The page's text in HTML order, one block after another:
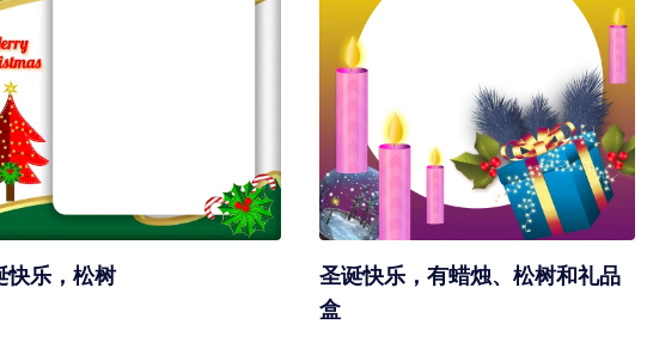
快乐，松树
圣诞快乐，有蜡烛、松树和礼品
盒